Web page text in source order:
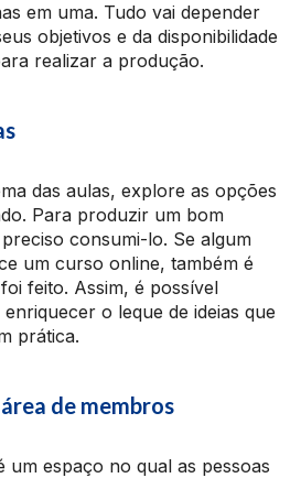
em uma. Tudo vai depender
objetivos e da disponibilidade
realizar a produção.
das aulas, explore as opções
Para produzir um bom
consumi-lo. Se algum
um curso online, também é
feito. Assim, é possível
o leque de ideias que
prática.
de membros
um espaço no qual as pessoas